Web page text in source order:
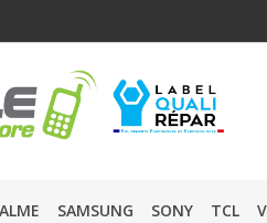
SAMSUNG SONY TCL